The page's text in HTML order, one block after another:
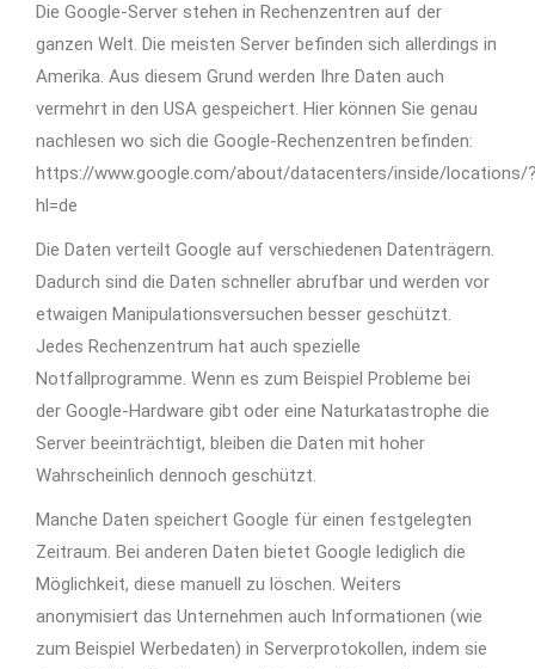
Die Google-Server stehen in Rechenzentren auf der
ganzen Welt. Die meisten Server befinden sich allerdings in
Amerika. Aus diesem Grund werden Ihre Daten auch
vermehrt in den USA gespeichert. Hier können Sie genau
nachlesen wo sich die Google-Rechenzentren befinden:
https://www.google.com/about/datacenters/inside/locations/
hl=de
Die Daten verteilt Google auf verschiedenen Datenträgern.
Dadurch sind die Daten schneller abrufbar und werden vor
etwaigen Manipulationsversuchen besser geschützt.
Jedes Rechenzentrum hat auch spezielle
Notfallprogramme. Wenn es zum Beispiel Probleme bei
der Google-Hardware gibt oder eine Naturkatastrophe die
Server beeinträchtigt, bleiben die Daten mit hoher
Wahrscheinlich dennoch geschützt.
Manche Daten speichert Google für einen festgelegten
Zeitraum. Bei anderen Daten bietet Google lediglich die
Möglichkeit, diese manuell zu löschen. Weiters
anonymisiert das Unternehmen auch Informationen (wie
zum Beispiel Werbedaten) in Serverprotokollen, indem sie